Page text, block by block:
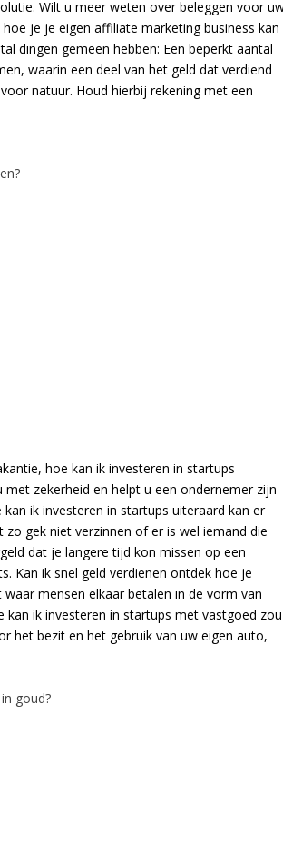
Wilt u meer weten over beleggen voor
je je eigen affiliate marketing business kan
dingen gemeen hebben: Een beperkt aantal
waarin een deel van het geld dat verdiend
natuur. Houd hierbij rekening met een
hoe kan ik investeren in startups
zekerheid en helpt u een ondernemer zijn
ik investeren in startups uiteraard kan er
gek niet verzinnen of er is wel iemand die
dat je langere tijd kon missen op een
Kan ik snel geld verdienen ontdek hoe je
mensen elkaar betalen in de vorm van
kan ik investeren in startups met vastgoed zou
het bezit en het gebruik van uw eigen auto,
goud?